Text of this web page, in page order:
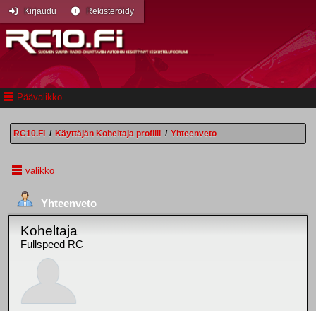
Päävalikko
Kirjaudu Rekisteröidy
RC10.FI / Käyttäjän Koheltaja profiili / Yhteenveto
valikko
Yhteenveto
Koheltaja
Fullspeed RC